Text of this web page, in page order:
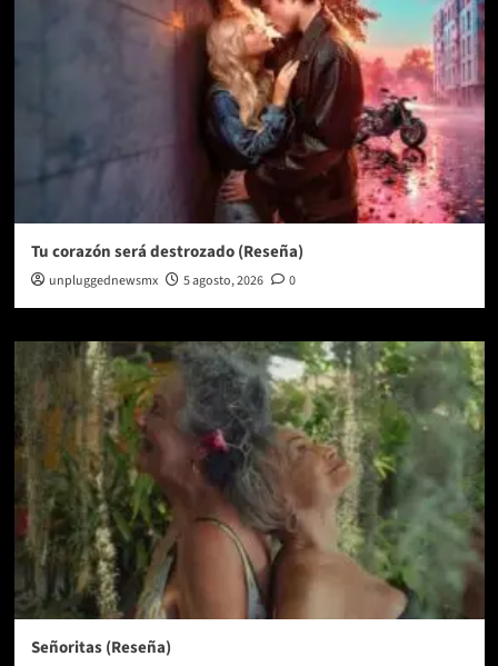
Tu corazón será destrozado (Reseña)
unpluggednewsmx 5 agosto, 2026 0
Señoritas (Reseña)